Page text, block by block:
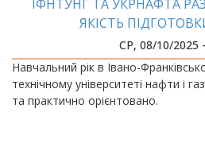
ІФНТУНГ ТА УКРНАФТА
ЯКІСТЬ
СР, 08/10/2025
Навчальний рік в Івано-
технічному університеті нафти і
та практично орієнтовано.